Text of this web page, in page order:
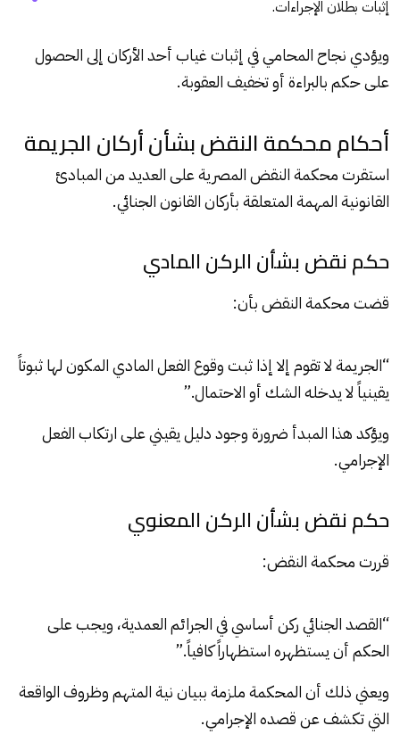
إثبات بطلان الإجراءات.
ويؤدي نجاح المحامي في إثبات غياب أحد الأركان إلى الحصول
على حكم بالبراءة أو تخفيف العقوبة.
أحكام محكمة النقض بشأن أركان الجريمة
استقرت محكمة النقض المصرية على العديد من المبادئ
القانونية المهمة المتعلقة بأركان القانون الجنائي.
حكم نقض بشأن الركن المادي
قضت محكمة النقض بأن:
“الجريمة لا تقوم إلا إذا ثبت وقوع الفعل المادي المكون لها ثبوتاً
يقينياً لا يدخله الشك أو الاحتمال.”
ويؤكد هذا المبدأ ضرورة وجود دليل يقيني على ارتكاب الفعل
الإجرامي.
حكم نقض بشأن الركن المعنوي
قررت محكمة النقض:
“القصد الجنائي ركن أساسي في الجرائم العمدية، ويجب على
الحكم أن يستظهره استظهاراً كافياً.”
ويعني ذلك أن المحكمة ملزمة ببيان نية المتهم وظروف الواقعة
التي تكشف عن قصده الإجرامي.